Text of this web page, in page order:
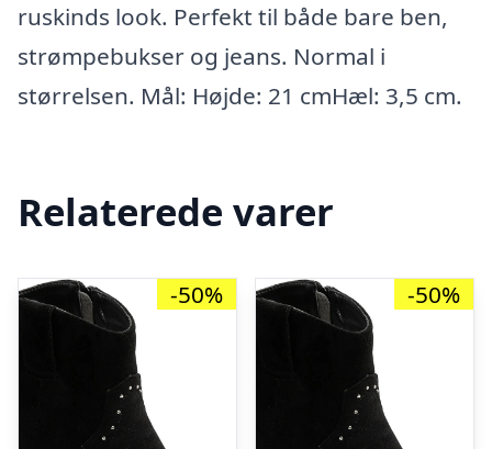
ruskinds look. Perfekt til både bare ben,
strømpebukser og jeans. Normal i
størrelsen. Mål: Højde: 21 cmHæl: 3,5 cm.
Relaterede varer
-50% -50%